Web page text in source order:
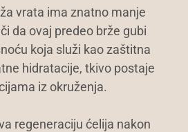
vrata ima znatno manje
da ovaj predeo brže gubi
koja služi kao zaštitna
hidratacije, tkivo postaje
iz okruženja.
regeneraciju ćelija nakon